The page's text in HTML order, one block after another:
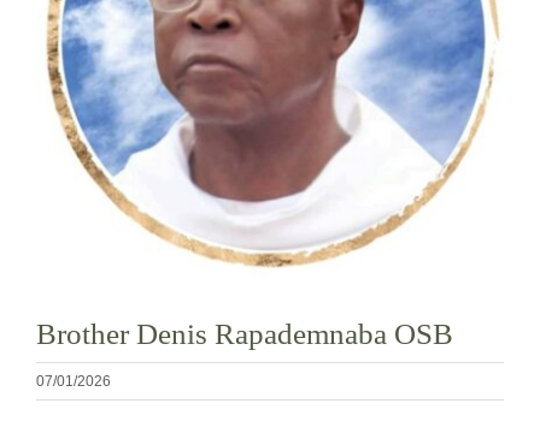
Cómo hacerse monje o monja
La medalla de San Benito
NEXUS
Archivo de OSB.org
Brother Denis Rapademnaba OSB
07/01/2026